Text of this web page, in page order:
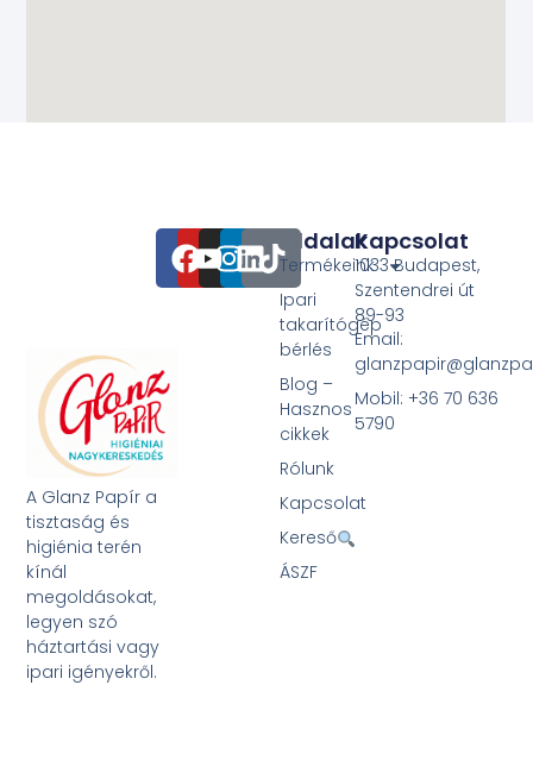
A Glanz Papír a
tisztaság és
higiénia terén
kínál
megoldásokat,
legyen szó
háztartási vagy
ipari igényekről.
Oldalak
Termékeink
Ipari
takarítógép
bérlés
Blog –
Hasznos
cikkek
Rólunk
Kapcsolat
Kereső
ÁSZF
Kapcsolat
1033 Budapest,
Szentendrei út
89-93
Email:
Mobil: +36 70 636
5790